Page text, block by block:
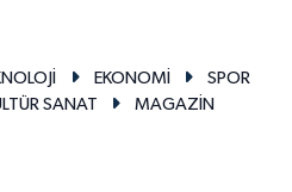
EKONOMİ
SPOR
SANAT
MAGAZİN